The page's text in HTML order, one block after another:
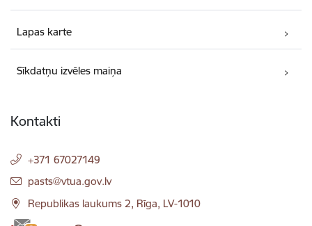
Lapas karte
Sīkdatņu izvēles maiņa
Kontakti
+371 67027149
E-pasts:
pasts@vtua.gov.lv
Republikas laukums 2, Rīga, LV-1010